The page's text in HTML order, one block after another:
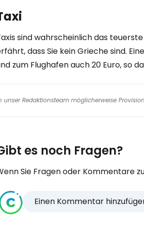
sind wahrscheinlich das
dass Sie kein Grieche sind.
zum Flughafen auch 20 Euro, so
Redaktionsteam möglicherweise
es noch Fragen?
Sie Fragen oder Kommentare
Einen Kommentar